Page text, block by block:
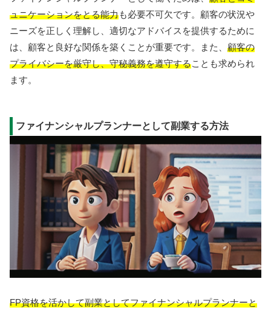
ュニケーションをとる能力も必要不可欠です。顧客の状況や
ニーズを正しく理解し、適切なアドバイスを提供するために
は、顧客と良好な関係を築くことが重要です。また、 顧客の
プライバシーを厳守し、守秘義務を遵守することも求められ
ます。
ファイナンシャルプランナーとして副業する方法
FP資格を活かして副業としてファイナンシャルプランナーと